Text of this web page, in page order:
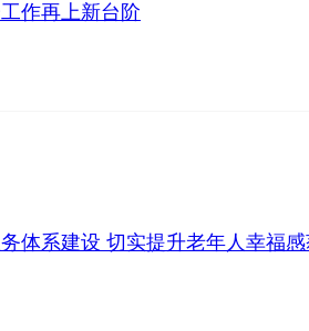
作再上新台阶
体系建设 切实提升老年人幸福